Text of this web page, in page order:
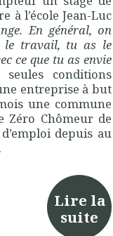
à l’école Jean-Luc
En général, on
le travail, tu as le
ce que tu as envie
conditions
entreprise à but
une commune
Zéro Chômeur de
depuis au
Lire la
suite